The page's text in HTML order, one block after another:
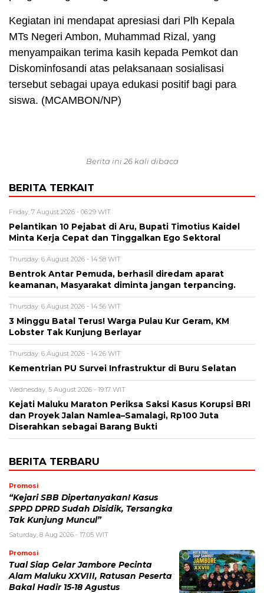
Kegiatan ini mendapat apresiasi dari Plh Kepala
MTs Negeri Ambon, Muhammad Rizal, yang
menyampaikan terima kasih kepada Pemkot dan
Diskominfosandi atas pelaksanaan sosialisasi
tersebut sebagai upaya edukasi positif bagi para
siswa. (MCAMBON/NP)
Berita ini 26 kali dibaca
BERITA TERKAIT
Friday, 7 August 2026 - 06:29 WIT
Pelantikan 10 Pejabat di Aru, Bupati Timotius Kaidel
Minta Kerja Cepat dan Tinggalkan Ego Sektoral
Thursday, 6 August 2026 - 14:58 WIT
Bentrok Antar Pemuda, berhasil diredam aparat
keamanan, Masyarakat diminta jangan terpancing.
Thursday, 6 August 2026 - 14:56 WIT
3 Minggu Batal Terus! Warga Pulau Kur Geram, KM
Lobster Tak Kunjung Berlayar
Thursday, 6 August 2026 - 14:26 WIT
Kementrian PU Survei Infrastruktur di Buru Selatan
Wednesday, 5 August 2026 - 19:17 WIT
Kejati Maluku Maraton Periksa Saksi Kasus Korupsi BRI
dan Proyek Jalan Namlea–Samalagi, Rp100 Juta
Diserahkan sebagai Barang Bukti
BERITA TERBARU
Promosi
“Kejari SBB Dipertanyakan! Kasus
SPPD DPRD Sudah Disidik, Tersangka
Tak Kunjung Muncul”
Saturday, 8 Aug 2026 - 17:05 WIT
Promosi
Tual Siap Gelar Jambore Pecinta
Alam Maluku XXVIII, Ratusan Peserta
Bakal Hadir 15-18 Agustus